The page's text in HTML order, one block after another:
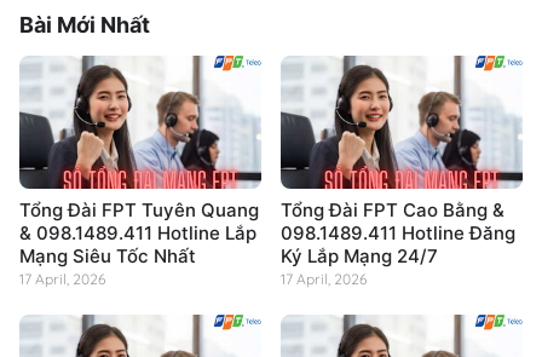
Bài Mới Nhất
Tổng Đài FPT Tuyên Quang
& 098.1489.411 Hotline Lắp
Mạng Siêu Tốc Nhất
17 April, 2026
Tổng Đài FPT Cao Bằng &
098.1489.411 Hotline Đăng
Ký Lắp Mạng 24/7
17 April, 2026